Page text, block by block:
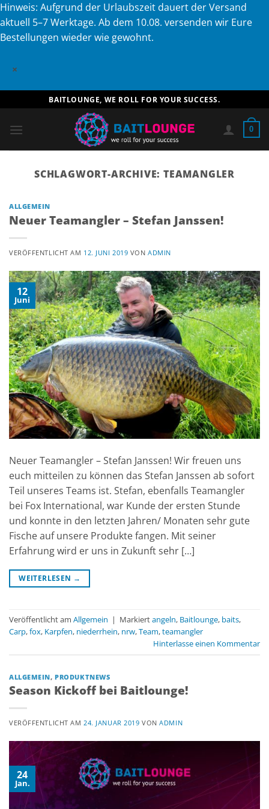
Hinweis: Aufgrund der Urlaubszeit dauert der Versand
aktuell 5–7 Werktage. Ab dem 10.08. versenden wir Eure
Bestellungen wieder wie gewohnt.
×
Inhalt
springen
BAITLOUNGE, WE ROLL FOR YOUR SUCCESS.
0
SCHLAGWORT-ARCHIVE: TEAMANGLER
ALLGEMEIN
Neuer Teamangler – Stefan Janssen!
VERÖFFENTLICHT AM 12. JUNI 2019 VONADMIN
12
Juni
Neuer Teamangler – Stefan Janssen! Wir freuen uns
euch mitteilen zu können das Stefan Janssen ab sofort
Teil unseres Teams ist. Stefan, ebenfalls Teamangler
bei Fox International, war Kunde der ersten Stunde
und konnte in den letzten Jahren/ Monaten sehr gute
Fische auf unsere Produkte fangen. Mit seiner
Erfahrung wird er uns in Zukunft sehr […]
WEITERLESEN →
Veröffentlicht am Allgemein | Markiertangeln, Baitlounge, baits,
Carp,fox, Karpfen, niederrhein, nrw,Team,teamangler
Hinterlasse einen Kommentar
ALLGEMEIN,PRODUKTNEWS
Season Kickoff bei Baitlounge!
VERÖFFENTLICHT AM24. JANUAR 2019 VONADMIN
24
Jan.